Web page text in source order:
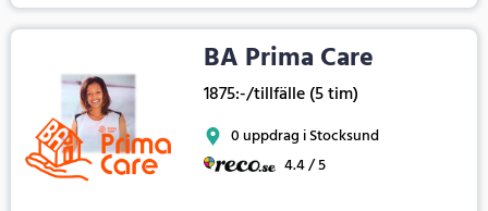
BA Prima Care
1875:-/tillfälle (5 tim)
0 uppdrag i Stocksund
4.4 / 5